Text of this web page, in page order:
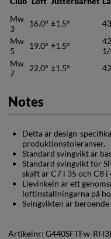
Mw
3
16.0° ±1.5°
Mw
5
19.0° ±1.5°
42
Mw
7
22.0° ±1.5°
Notes
Detta är design-
produktionstoleranser.
Standard svingvikt är
Standard svingvikt för
skaft är C7 i 35 och C8 i
Lievinkeln är ett
loftinställningarna på
Svingvikten är
Artikelnr: G440SFTFw-